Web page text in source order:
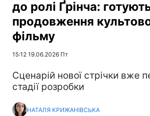
до ролі Ґрінча:
продовження
фільму
15:12 19.06.2026 Пт
Сценарій нової стрічки вже
стадії розробки
НАТАЛЯ КРИЖАНІВСЬКА